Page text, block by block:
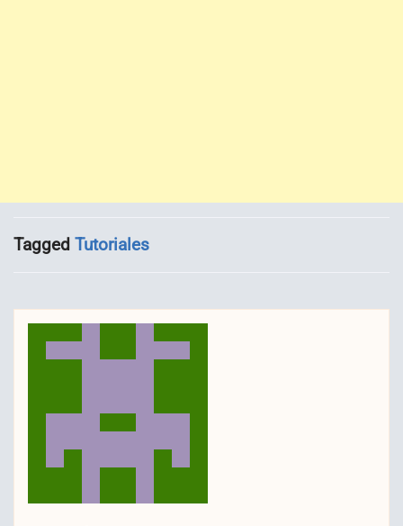
Tagged Tutoriales